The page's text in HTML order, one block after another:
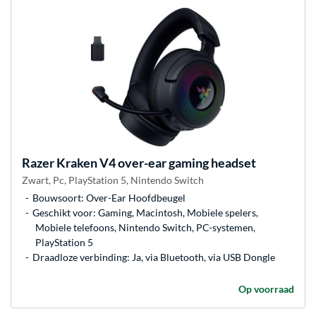
RazerKraken V4 over-ear gaming headset
Zwart, Pc, PlayStation 5, Nintendo Switch
Bouwsoort: Over-Ear Hoofdbeugel
Geschikt voor: Gaming, Macintosh, Mobiele spelers,
Mobiele telefoons, Nintendo Switch, PC-systemen,
PlayStation 5
Draadloze verbinding: Ja, via Bluetooth, via USB Dongle
Op voorraad